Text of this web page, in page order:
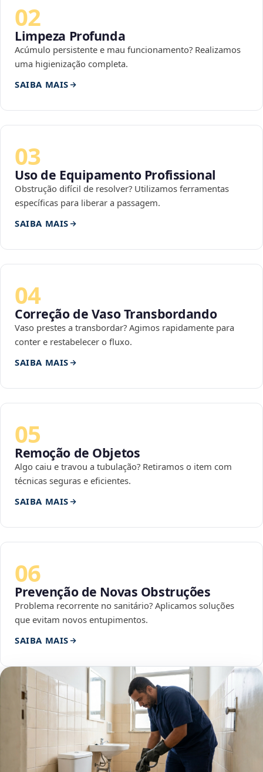
02
Limpeza Profunda
Acúmulo persistente e mau funcionamento? Realizamos
uma higienização completa.
SAIBA MAIS
03
Uso de Equipamento Profissional
Obstrução difícil de resolver? Utilizamos ferramentas
específicas para liberar a passagem.
SAIBA MAIS
04
Correção de Vaso Transbordando
Vaso prestes a transbordar? Agimos rapidamente para
conter e restabelecer o fluxo.
SAIBA MAIS
05
Remoção de Objetos
Algo caiu e travou a tubulação? Retiramos o item com
técnicas seguras e eficientes.
SAIBA MAIS
06
Prevenção de Novas Obstruções
Problema recorrente no sanitário? Aplicamos soluções
que evitam novos entupimentos.
SAIBA MAIS